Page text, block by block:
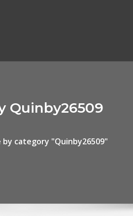
Quinby26509
by category "Quinby26509"